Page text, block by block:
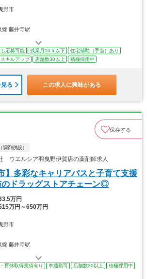
野市
線 藤井寺駅
応募可能 残業月10ｈ以下
住宅補助（手当）あり
スキルアップ 店舗数30以上 積極採用中
る この求人に興味がある
保存する
調剤併設）
ウエルシア羽曳野伊賀店の薬剤師求人
】多彩なキャリアパスと子育て支援
のドラッグストアチェーン◎
万円
万円～650万円
野市
線 藤井寺駅
育休取得実績有り 車通勤可 店舗数30以上
積極採用中